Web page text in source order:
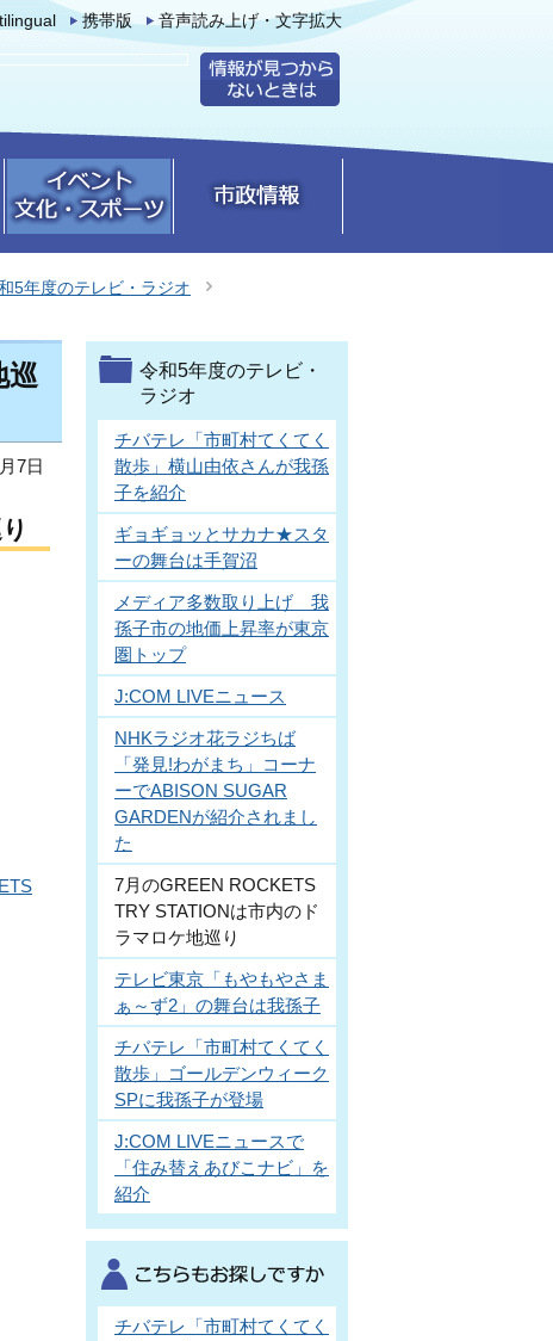
携帯版 音声読み上げ・文字拡大
5年度のテレビ・ラジオ
巡
7日
令和5年度のテレビ・
ラジオ
チバテレ「市町村てくてく
散歩」横山由依さんが我孫
子を紹介
ギョギョッとサカナ★スタ
ーの舞台は手賀沼
メディア多数取り上げ 我
孫子市の地価上昇率が東京
圏トップ
J:COM LIVEニュース
NHKラジオ花ラジちば
「発見!わがまち」コーナ
ーでABISON SUGAR
GARDENが紹介されまし
た
7月のGREEN ROCKETS
TRY STATIONは市内のド
ラマロケ地巡り
テレビ東京「もやもやさま
ぁ～ず2」の舞台は我孫子
チバテレ「市町村てくてく
散歩」ゴールデンウィーク
SPに我孫子が登場
J:COM LIVEニュースで
「住み替えあびこナビ」を
紹介
チバテレ「市町村てくてく